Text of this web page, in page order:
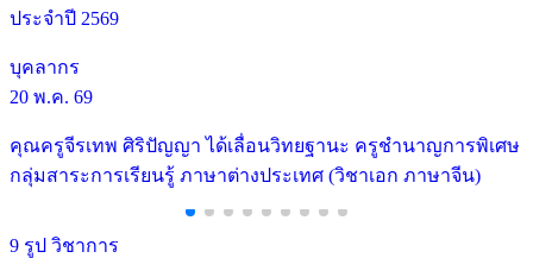
ประจำปี 2569
บุคลากร
20 พ.ค. 69
คุณครูจีรเทพ ศิริปัญญา ได้เลื่อนวิทยฐานะ ครูชำนาญการพิเศษ
กลุ่มสาระการเรียนรู้ ภาษาต่างประเทศ (วิชาเอก ภาษาจีน)
9 รูป วิชาการ